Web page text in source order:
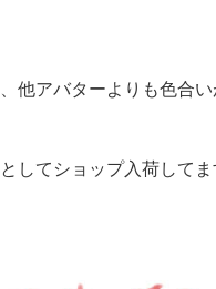
他アバターよりも色合
してショップ入荷して